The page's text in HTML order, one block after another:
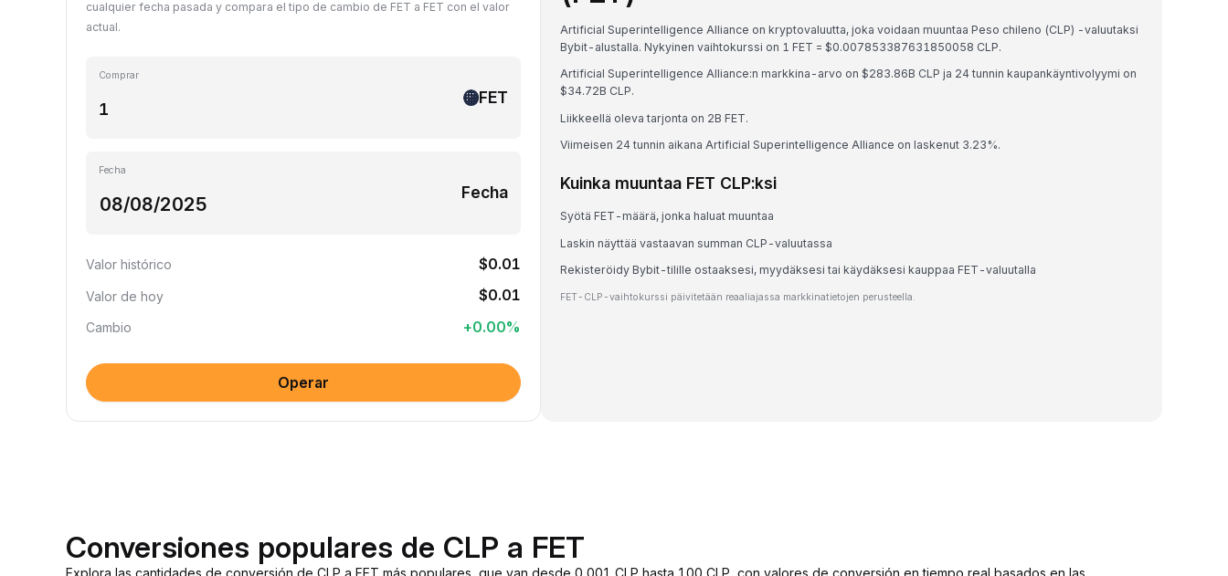
cualquier fecha pasada y compara el tipo de cambio de FET a FET con el valor
actual.
Comprar
FET
Fecha
Fecha
Valor histórico $0.01
Valor de hoy $0.01
Cambio +0.00%
Operar
Artificial Superintelligence Alliance on kryptovaluutta, joka voidaan muuntaa Peso chileno (CLP) -valuutaksi
Bybit-alustalla. Nykyinen vaihtokurssi on 1 FET = $0.007853387631850058 CLP.
Artificial Superintelligence Alliance:n markkina-arvo on $283.86B CLP ja 24 tunnin kaupankäyntivolyymi on
$34.72B CLP.
Liikkeellä oleva tarjonta on 2B FET.
Viimeisen 24 tunnin aikana Artificial Superintelligence Alliance on laskenut 3.23%.
Kuinka muuntaa FET CLP:ksi
Syötä FET-määrä, jonka haluat muuntaa
Laskin näyttää vastaavan summan CLP-valuutassa
Rekisteröidy Bybit-tilille ostaaksesi, myydäksesi tai käydäksesi kauppaa FET-valuutalla
FET-CLP-vaihtokurssi päivitetään reaaliajassa markkinatietojen perusteella.
Conversiones populares de CLP a FET
Explora las cantidades de conversión de CLP a FET más populares, que van desde 0,001 CLP hasta 100 CLP, con valores de conversión en tiempo real basados en las